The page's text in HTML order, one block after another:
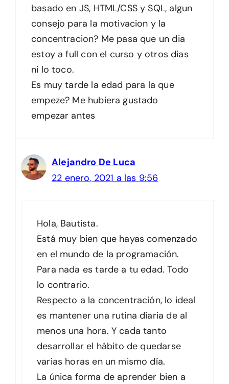
basado en JS, HTML/CSS y SQL, algun
consejo para la motivacion y la
concentracion? Me pasa que un dia
estoy a full con el curso y otros dias
ni lo toco.
Es muy tarde la edad para la que
empeze? Me hubiera gustado
empezar antes
Alejandro De Luca
22 enero, 2021 a las 9:56
Hola, Bautista.
Está muy bien que hayas comenzado
en el mundo de la programación.
Para nada es tarde a tu edad. Todo
lo contrario.
Respecto a la concentración, lo ideal
es mantener una rutina diaria de al
menos una hora. Y cada tanto
desarrollar el hábito de quedarse
varias horas en un mismo día.
La única forma de aprender bien a